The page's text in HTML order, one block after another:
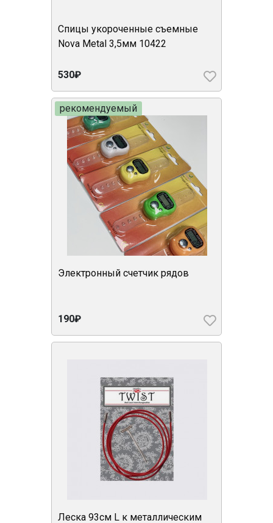
Спицы укороченные съемные
Nova Metal 3,5мм 10422
530₽
Электронный счетчик рядов
190₽
рекомендуемый
Леска 93см L к металлическим